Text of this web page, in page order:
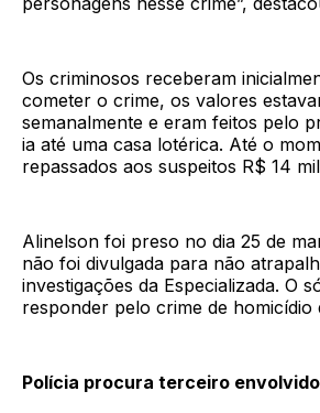
Os criminosos receberam
cometer o crime, os valores
semanalmente e eram feitos pelo
ia até uma casa lotérica. Até o
repassados aos suspeitos R$ 14
Alinelson foi preso no dia 25 de
não foi divulgada para não
investigações da Especializada. O
responder pelo crime de homicídio
Polícia procura terceiro envolvido